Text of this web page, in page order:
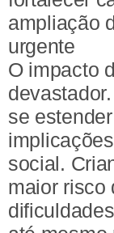
ampliação
urgente
O impacto
se
social.
maior risco